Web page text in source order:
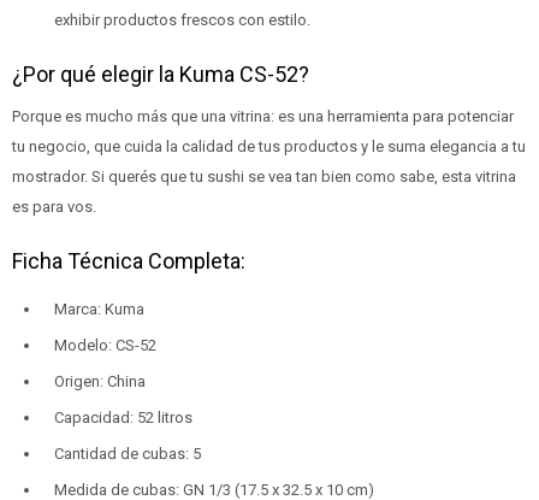
exhibir productos frescos con estilo.
¿Por qué elegir la Kuma CS-52?
Porque es mucho más que una vitrina: es una herramienta para potenciar
tu negocio, que cuida la calidad de tus productos y le suma elegancia a tu
mostrador. Si querés que tu sushi se vea tan bien como sabe, esta vitrina
es para vos.
Ficha Técnica Completa:
Marca: Kuma
Modelo: CS-52
Origen: China
Capacidad: 52 litros
Cantidad de cubas: 5
Medida de cubas: GN 1/3 (17.5 x 32.5 x 10 cm)